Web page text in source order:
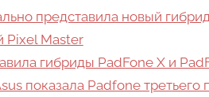
представила новый
Pixel Master
гибриды PadFone X и
показала Padfone третьего